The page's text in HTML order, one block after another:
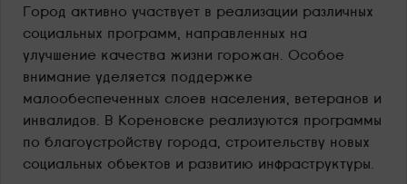
Город активно участвует в реализации различных
социальных программ, направленных на
улучшение качества жизни горожан. Особое
внимание уделяется поддержке
малообеспеченных слоев населения, ветеранов и
инвалидов. В Кореновске реализуются программы
по благоустройству города, строительству новых
социальных объектов и развитию инфраструктуры.